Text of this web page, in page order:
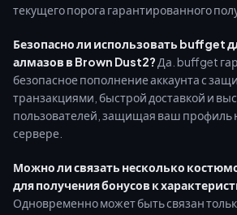
текущего порога гарантированного
Безопасно ли использовать buffget
алмазов в Brown Dust2? Да. buffget
безопасное пополнение аккаунта с
транзакциями, быстрой доставкой и
пользователей, защищая ваш профиль
сервере.
Можно ли связать несколько
для получения бонусов к
Одновременно может быть связан